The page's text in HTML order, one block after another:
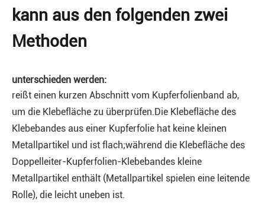
kann aus den folgenden zwei
Methoden
unterschieden werden:
reißt einen kurzen Abschnitt vom Kupferfolienband ab,
um die Klebefläche zu überprüfen.Die Klebefläche des
Klebebandes aus einer Kupferfolie hat keine kleinen
Metallpartikel und ist flach;während die Klebefläche des
Doppelleiter-Kupferfolien-Klebebandes kleine
Metallpartikel enthält (Metallpartikel spielen eine leitende
Rolle), die leicht uneben ist.